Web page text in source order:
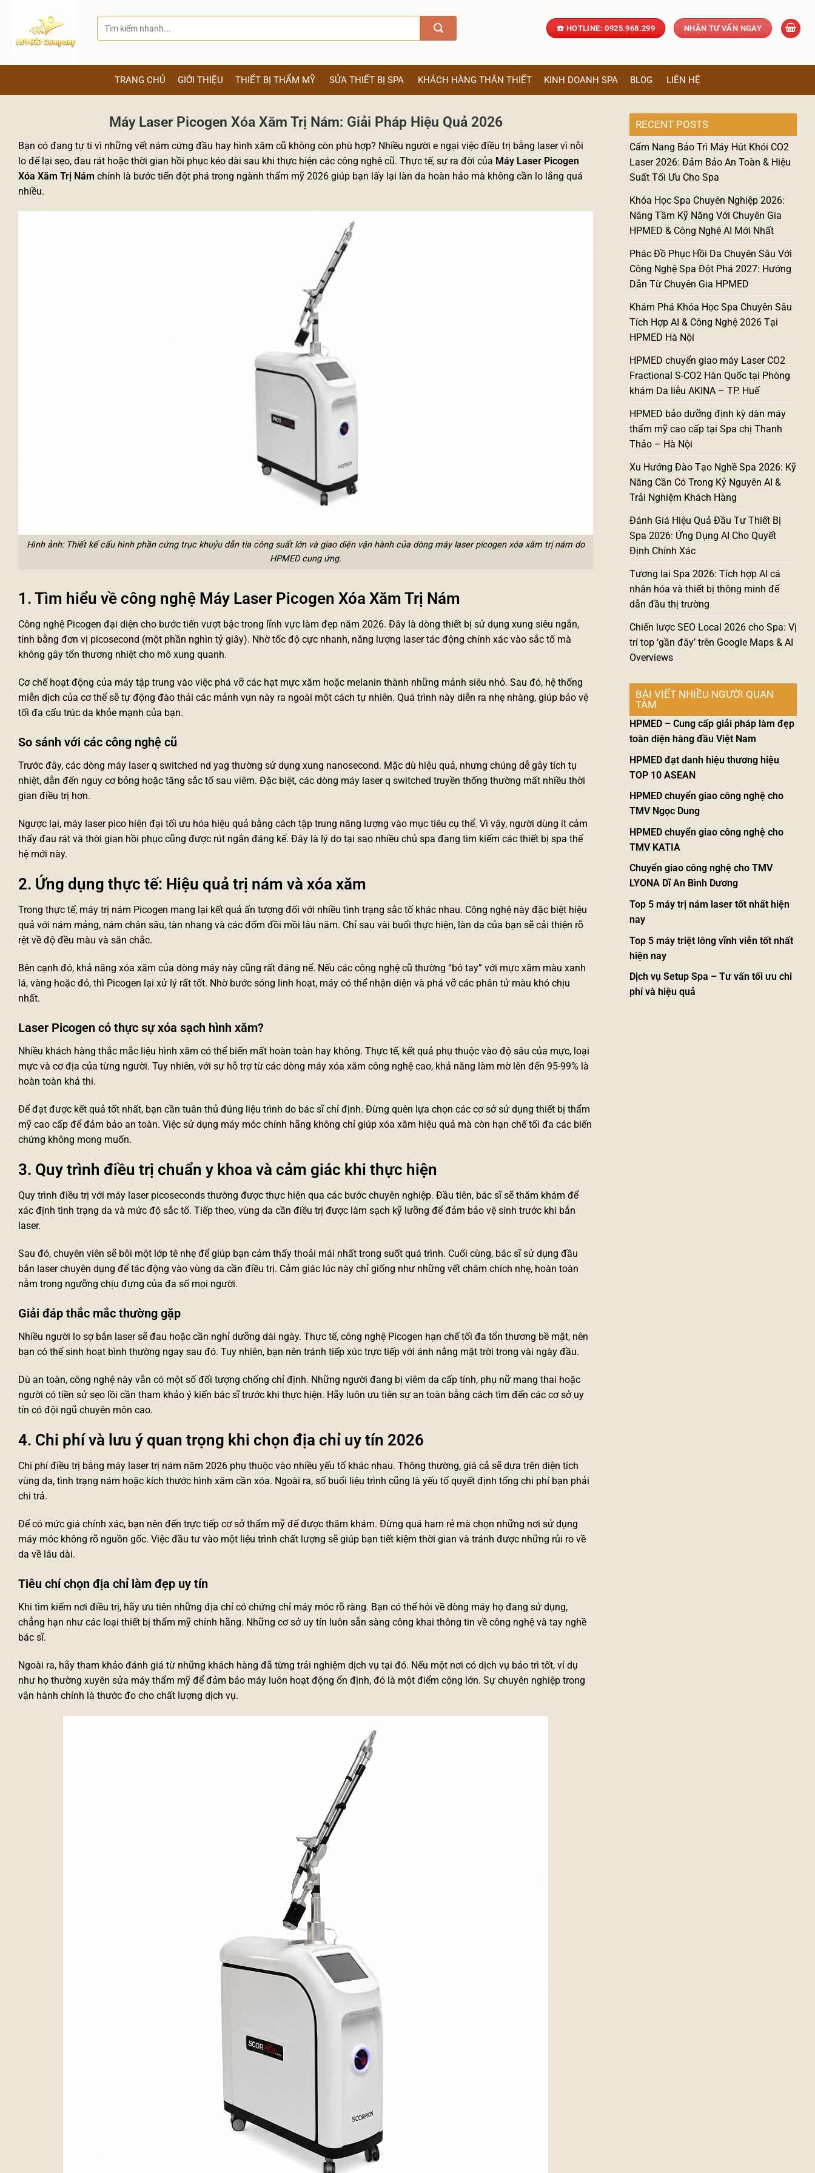
kiếm:
☎️ HOTLINE: 0925.968.299 NHẬN TƯ VẤN NGAY
TRANG CHỦ GIỚI THIỆU THIẾT BỊ THẨM MỸ SỬA THIẾT BỊ SPA KHÁCH HÀNG THÂN THIẾT KINH DOANH SPA BLOG LIÊN HỆ
Máy Laser Picogen Xóa Xăm Trị Nám: Giải Pháp Hiệu Quả 2026
Bạn có đang tự ti vì những vết nám cứng đầu hay hình xăm cũ không còn phù hợp? Nhiều người e ngại việc điều trị bằng laser vì nỗi
lo để lại sẹo, đau rát hoặc thời gian hồi phục kéo dài sau khi thực hiện các công nghệ cũ. Thực tế, sự ra đời của Máy Laser Picogen
Xóa Xăm Trị Nám chính là bước tiến đột phá trong ngành thẩm mỹ 2026 giúp bạn lấy lại làn da hoàn hảo mà không cần lo lắng quá
nhiều.
Hình ảnh: Thiết kế cấu hình phần cứng trục khuỷu dẫn tia công suất lớn và giao diện vận hành của dòng máy laser picogen xóa xăm trị nám do
HPMED cung ứng.
1. Tìm hiểu về công nghệ Máy Laser Picogen Xóa Xăm Trị Nám
Công nghệ Picogen đại diện cho bước tiến vượt bậc trong lĩnh vực làm đẹp năm 2026. Đây là dòng thiết bị sử dụng xung siêu ngắn,
tính bằng đơn vị picosecond (một phần nghìn tỷ giây). Nhờ tốc độ cực nhanh, năng lượng laser tác động chính xác vào sắc tố mà
không gây tổn thương nhiệt cho mô xung quanh.
Cơ chế hoạt động của máy tập trung vào việc phá vỡ các hạt mực xăm hoặc melanin thành những mảnh siêu nhỏ. Sau đó, hệ thống
miễn dịch của cơ thể sẽ tự động đào thải các mảnh vụn này ra ngoài một cách tự nhiên. Quá trình này diễn ra nhẹ nhàng, giúp bảo vệ
tối đa cấu trúc da khỏe mạnh của bạn.
So sánh với các công nghệ cũ
Trước đây, các dòng máy laser q switched nd yag thường sử dụng xung nanosecond. Mặc dù hiệu quả, nhưng chúng dễ gây tích tụ
nhiệt, dẫn đến nguy cơ bỏng hoặc tăng sắc tố sau viêm. Đặc biệt, các dòng máy laser q switched truyền thống thường mất nhiều thời
gian điều trị hơn.
Ngược lại, máy laser pico hiện đại tối ưu hóa hiệu quả bằng cách tập trung năng lượng vào mục tiêu cụ thể. Vì vậy, người dùng ít cảm
thấy đau rát và thời gian hồi phục cũng được rút ngắn đáng kể. Đây là lý do tại sao nhiều chủ spa đang tìm kiếm các thiết bị spa thế
hệ mới này.
2. Ứng dụng thực tế: Hiệu quả trị nám và xóa xăm
Trong thực tế, máy trị nám Picogen mang lại kết quả ấn tượng đối với nhiều tình trạng sắc tố khác nhau. Công nghệ này đặc biệt hiệu
quả với nám mảng, nám chân sâu, tàn nhang và các đốm đồi mồi lâu năm. Chỉ sau vài buổi thực hiện, làn da của bạn sẽ cải thiện rõ
rệt về độ đều màu và săn chắc.
Bên cạnh đó, khả năng xóa xăm của dòng máy này cũng rất đáng nể. Nếu các công nghệ cũ thường “bó tay” với mực xăm màu xanh
lá, vàng hoặc đỏ, thì Picogen lại xử lý rất tốt. Nhờ bước sóng linh hoạt, máy có thể nhận diện và phá vỡ các phân tử màu khó chịu
nhất.
Laser Picogen có thực sự xóa sạch hình xăm?
Nhiều khách hàng thắc mắc liệu hình xăm có thể biến mất hoàn toàn hay không. Thực tế, kết quả phụ thuộc vào độ sâu của mực, loại
mực và cơ địa của từng người. Tuy nhiên, với sự hỗ trợ từ các dòng máy xóa xăm công nghệ cao, khả năng làm mờ lên đến 95-99% là
hoàn toàn khả thi.
Để đạt được kết quả tốt nhất, bạn cần tuân thủ đúng liệu trình do bác sĩ chỉ định. Đừng quên lựa chọn các cơ sở sử dụng thiết bị thẩm
mỹ cao cấp để đảm bảo an toàn. Việc sử dụng máy móc chính hãng không chỉ giúp xóa xăm hiệu quả mà còn hạn chế tối đa các biến
chứng không mong muốn.
3. Quy trình điều trị chuẩn y khoa và cảm giác khi thực hiện
Quy trình điều trị với máy laser picoseconds thường được thực hiện qua các bước chuyên nghiệp. Đầu tiên, bác sĩ sẽ thăm khám để
xác định tình trạng da và mức độ sắc tố. Tiếp theo, vùng da cần điều trị được làm sạch kỹ lưỡng để đảm bảo vệ sinh trước khi bắn
laser.
Sau đó, chuyên viên sẽ bôi một lớp tê nhẹ để giúp bạn cảm thấy thoải mái nhất trong suốt quá trình. Cuối cùng, bác sĩ sử dụng đầu
bắn laser chuyên dụng để tác động vào vùng da cần điều trị. Cảm giác lúc này chỉ giống như những vết châm chích nhẹ, hoàn toàn
nằm trong ngưỡng chịu đựng của đa số mọi người.
Giải đáp thắc mắc thường gặp
Nhiều người lo sợ bắn laser sẽ đau hoặc cần nghỉ dưỡng dài ngày. Thực tế, công nghệ Picogen hạn chế tối đa tổn thương bề mặt, nên
bạn có thể sinh hoạt bình thường ngay sau đó. Tuy nhiên, bạn nên tránh tiếp xúc trực tiếp với ánh nắng mặt trời trong vài ngày đầu.
Dù an toàn, công nghệ này vẫn có một số đối tượng chống chỉ định. Những người đang bị viêm da cấp tính, phụ nữ mang thai hoặc
người có tiền sử sẹo lồi cần tham khảo ý kiến bác sĩ trước khi thực hiện. Hãy luôn ưu tiên sự an toàn bằng cách tìm đến các cơ sở uy
tín có đội ngũ chuyên môn cao.
4. Chi phí và lưu ý quan trọng khi chọn địa chỉ uy tín 2026
Chi phí điều trị bằng máy laser trị nám năm 2026 phụ thuộc vào nhiều yếu tố khác nhau. Thông thường, giá cả sẽ dựa trên diện tích
vùng da, tình trạng nám hoặc kích thước hình xăm cần xóa. Ngoài ra, số buổi liệu trình cũng là yếu tố quyết định tổng chi phí bạn phải
chi trả.
Để có mức giá chính xác, bạn nên đến trực tiếp cơ sở thẩm mỹ để được thăm khám. Đừng quá ham rẻ mà chọn những nơi sử dụng
máy móc không rõ nguồn gốc. Việc đầu tư vào một liệu trình chất lượng sẽ giúp bạn tiết kiệm thời gian và tránh được những rủi ro về
da về lâu dài.
Tiêu chí chọn địa chỉ làm đẹp uy tín
Khi tìm kiếm nơi điều trị, hãy ưu tiên những địa chỉ có chứng chỉ máy móc rõ ràng. Bạn có thể hỏi về dòng máy họ đang sử dụng,
chẳng hạn như các loại thiết bị thẩm mỹ chính hãng. Những cơ sở uy tín luôn sẵn sàng công khai thông tin về công nghệ và tay nghề
bác sĩ.
Ngoài ra, hãy tham khảo đánh giá từ những khách hàng đã từng trải nghiệm dịch vụ tại đó. Nếu một nơi có dịch vụ bảo trì tốt, ví dụ
như họ thường xuyên sửa máy thẩm mỹ để đảm bảo máy luôn hoạt động ổn định, đó là một điểm cộng lớn. Sự chuyên nghiệp trong
vận hành chính là thước đo cho chất lượng dịch vụ.
RECENT POSTS
Cẩm Nang Bảo Trì Máy Hút Khói CO2
Laser 2026: Đảm Bảo An Toàn & Hiệu
Suất Tối Ưu Cho Spa
Khóa Học Spa Chuyên Nghiệp 2026:
Nâng Tầm Kỹ Năng Với Chuyên Gia
HPMED & Công Nghệ AI Mới Nhất
Phác Đồ Phục Hồi Da Chuyên Sâu Với
Công Nghệ Spa Đột Phá 2027: Hướng
Dẫn Từ Chuyên Gia HPMED
Khám Phá Khóa Học Spa Chuyên Sâu
Tích Hợp AI & Công Nghệ 2026 Tại
HPMED Hà Nội
HPMED chuyển giao máy Laser CO2
Fractional S-CO2 Hàn Quốc tại Phòng
khám Da liễu AKINA – TP. Huế
HPMED bảo dưỡng định kỳ dàn máy
thẩm mỹ cao cấp tại Spa chị Thanh
Thảo – Hà Nội
Xu Hướng Đào Tạo Nghề Spa 2026: Kỹ
Năng Cần Có Trong Kỷ Nguyên AI &
Trải Nghiệm Khách Hàng
Đánh Giá Hiệu Quả Đầu Tư Thiết Bị
Spa 2026: Ứng Dụng AI Cho Quyết
Định Chính Xác
Tương lai Spa 2026: Tích hợp AI cá
nhân hóa và thiết bị thông minh để
dẫn đầu thị trường
Chiến lược SEO Local 2026 cho Spa: Vị
trí top ‘gần đây’ trên Google Maps & AI
Overviews
BÀI VIẾT NHIỀU NGƯỜI QUAN
TÂM
HPMED – Cung cấp giải pháp làm đẹp
toàn diện hàng đầu Việt Nam
HPMED đạt danh hiệu thương hiệu
TOP 10 ASEAN
HPMED chuyển giao công nghệ cho
TMV Ngọc Dung
HPMED chuyển giao công nghệ cho
TMV KATIA
Chuyển giao công nghệ cho TMV
LYONA Dĩ An Bình Dương
Top 5 máy trị nám laser tốt nhất hiện
nay
Top 5 máy triệt lông vĩnh viễn tốt nhất
hiện nay
Dịch vụ Setup Spa – Tư vấn tối ưu chi
phí và hiệu quả